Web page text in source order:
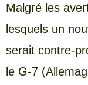
Malgré les
lesquels un
serait contre-
le G-7